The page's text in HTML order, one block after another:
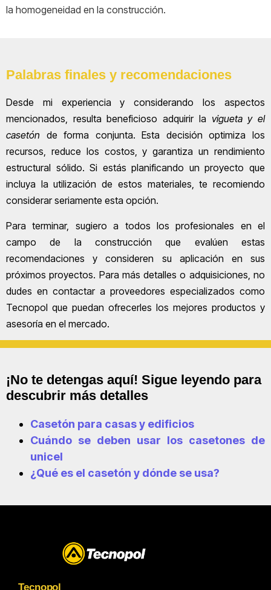
la homogeneidad en la construcción.
Palabras finales y recomendaciones
Desde mi experiencia y considerando los aspectos
mencionados, resulta beneficioso adquirir la vigueta y el
casetón de forma conjunta. Esta decisión optimiza los
recursos, reduce los costos, y garantiza un rendimiento
estructural sólido. Si estás planificando un proyecto que
incluya la utilización de estos materiales, te recomiendo
considerar seriamente esta opción.
Para terminar, sugiero a todos los profesionales en el
campo de la construcción que evalúen estas
recomendaciones y consideren su aplicación en sus
próximos proyectos. Para más detalles o adquisiciones, no
dudes en contactar a proveedores especializados como
Tecnopol que puedan ofrecerles los mejores productos y
asesoría en el mercado.
¡No te detengas aquí! Sigue leyendo para
descubrir más detalles
Casetón para casas y edificios
Cuándo se deben usar los casetones de
unicel
¿Qué es el casetón y dónde se usa?
Tecnopol